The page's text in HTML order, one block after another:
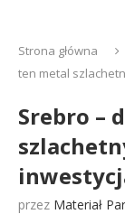
Strona główna
ten metal
Srebro –
przez Materiał